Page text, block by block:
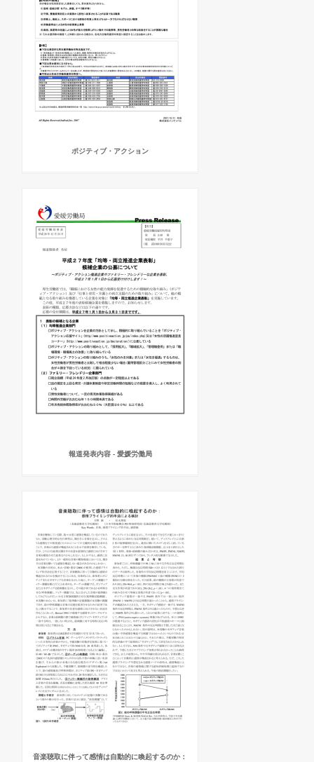
ポジティブ・アクション
報道発表内容 - 愛媛労働局
音楽聴取に伴って感情は自動的に喚起するのか：